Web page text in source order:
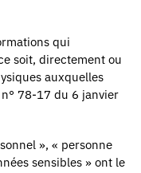
qui
soit, directement ou
auxquelles
78-17 du 6 janvier
», « personne
sensibles » ont le